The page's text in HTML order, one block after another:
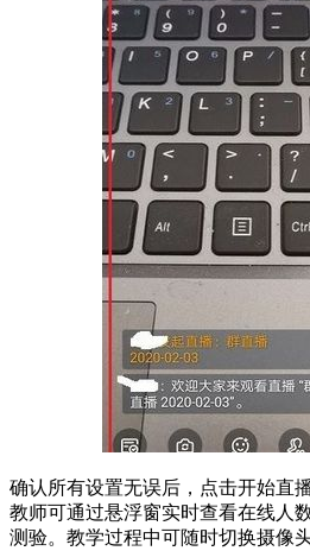
确认所有设置无误后，点击开始直
教师可通过悬浮窗实时查看在线人
测验。教学过程中可随时切换摄像